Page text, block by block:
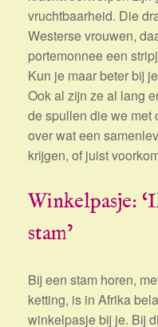
vruchtbaarheid. Die
Westerse vrouwen,
portemonnee een
Kun je maar beter bij
Ook al zijn ze al lang
de spullen die we met
over wat een
krijgen, of juist
Winkelpasje:
stam’
Bij een stam horen,
ketting, is in Afrika
winkelpasje bij je. Bij